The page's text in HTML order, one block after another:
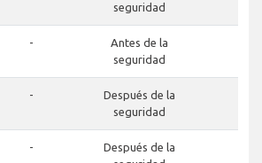
seguridad
-
Antes de la
seguridad
-
Después de la
seguridad
-
Después de la